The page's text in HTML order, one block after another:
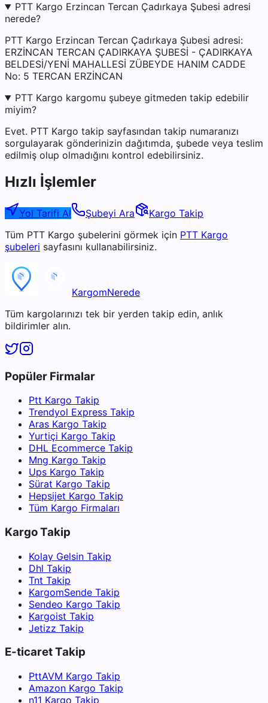
PTT Kargo Erzincan Tercan Çadırkaya Şubesi adresi
nerede?
PTT Kargo Erzincan Tercan Çadırkaya Şubesi adresi:
ERZİNCAN TERCAN ÇADIRKAYA ŞUBESİ - ÇADIRKAYA
BELDESİ/YENİ MAHALLESİ ZÜBEYDE HANIM CADDE
No: 5 TERCAN ERZİNCAN
PTT Kargo kargomu şubeye gitmeden takip edebilir
miyim?
Evet. PTT Kargo takip sayfasından takip numaranızı
sorgulayarak gönderinizin dağıtımda, şubede veya teslim
edilmiş olup olmadığını kontrol edebilirsiniz.
Hızlı İşlemler
Yol Tarifi Al Şubeyi Ara
Kargo Takip
Tüm PTT Kargo şubelerini görmek için PTT Kargo
şubeleri sayfasını kullanabilirsiniz.
KargomNerede
Tüm kargolarınızı tek bir yerden takip edin, anlık
bildirimler alın.
Popüler Firmalar
Ptt Kargo Takip
Trendyol Express Takip
Aras Kargo Takip
Yurtiçi Kargo Takip
DHL Ecommerce Takip
Mng Kargo Takip
Ups Kargo Takip
Sürat Kargo Takip
Hepsijet Kargo Takip
Tüm Kargo Firmaları
Kargo Takip
Kolay Gelsin Takip
Dhl Takip
Tnt Takip
KargomSende Takip
Sendeo Kargo Takip
Kargoist Takip
Jetizz Takip
E-ticaret Takip
PttAVM Kargo Takip
Amazon Kargo Takip
n11 Kargo Takip